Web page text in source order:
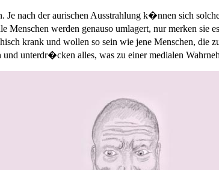
Je nach der aurischen Ausstrahlung k�nnen sich
werden genauso umlagert, nur merken sie
krank und wollen so sein wie jene Menschen, die
und unterdr�cken alles, was zu einer medialen